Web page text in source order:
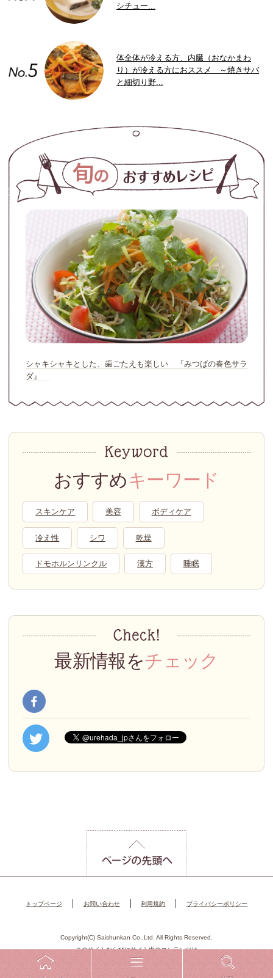
シチュー...
体全体が冷える方、内臓（おなかまわ
り）が冷える方におススメ ～焼きサバ
と細切り野...
シャキシャキとした、歯ごたえも楽しい 『みつばの春色サラ
ダ』
おすすめキーワード
スキンケア 美容 ボディケア
冷え性 シワ 乾燥
ドモホルンリンクル 漢方 睡眠
最新情報をチェック
トップページ お問い合わせ 利用規約 プライバシーポリシー
Copyright(C) Saishunkan Co.,Ltd. All Rights Reserved.
このサイトならびにサイト内のコンテンツは
によって運営されています。